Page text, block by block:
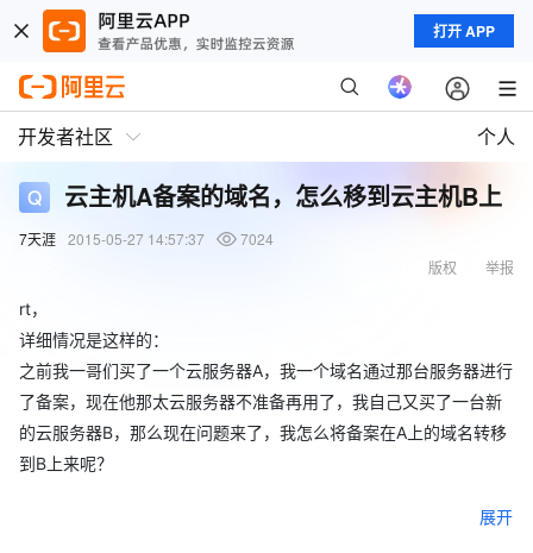
打开 APP
开发者社区 个人
云主机A备案的域名，怎么移到云主机B上
7天涯 2015-05-27 14:57:37
7024
举报
版权
rt，
详细情况是这样的：
之前我一哥们买了一个云服务器A，我一个域名通过那台服务器进行
了备案，现在他那太云服务器不准备再用了，我自己又买了一台新
的云服务器B，那么现在问题来了，我怎么将备案在A上的域名转移
到B上来呢？
展开